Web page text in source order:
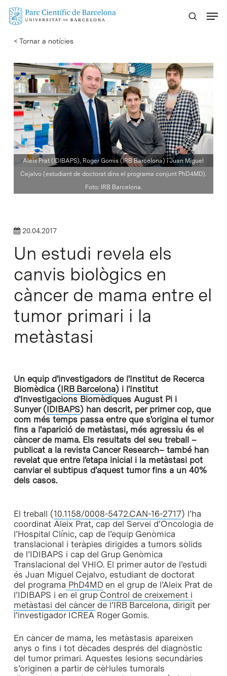
Skip
content
< Tornar a notícies
Aleix Prat (IDIBAPS), Roger Gomis (IRB Barcelona) i Juan Miguel
Cejalvo (estudiant de doctorat dins el programa conjunt PhD4MD).
Foto: IRB Barcelona.
20.04.2017
Un estudi revela els
canvis biològics en
càncer de mama entre el
tumor primari i la
metàstasi
Un equip d'investigadors de l'Institut de Recerca
Biomèdica (IRB Barcelona) i l'Institut
d'Investigacions Biomèdiques August Pi i
Sunyer (IDIBAPS) han descrit, per primer cop, que
com més temps passa entre que s'origina el tumor
fins a l'aparició de metàstasi, més agressiu és el
càncer de mama. Els resultats del seu treball –
publicat a la revista Cancer Research– també han
revelat que entre l'etapa inicial i la metàstasi pot
canviar el subtipus d'aquest tumor fins a un 40%
dels casos.
El treball (10.1158/0008-5472.CAN-16-2717) l’ha
coordinat Aleix Prat, cap del Servei d’Oncologia de
l’Hospital Clínic, cap de l’equip Genòmica
translacional i teràpies dirigides a tumors sòlids
de l’IDIBAPS i cap del Grup Genòmica
Translacional del VHIO. El primer autor de l’estudi
és Juan Miguel Cejalvo, estudiant de doctorat
del programa PhD4MDen el grup de l’Aleix Prat de
l’IDIBAPS i en el grup Control de creixement i
metàstasi del càncerde l’IRB Barcelona, dirigit per
l’investigador ICREA Roger Gomis.
En càncer de mama, les metàstasis apareixen
anys o fins i tot dècades després del diagnòstic
del tumor primari. Aquestes lesions secundàries
s’originen a partir de cèl·lules tumorals